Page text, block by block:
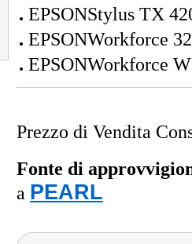
EPSONStylus TX
EPSONWorkforce
EPSONWorkforce
Prezzo di Vendita
Fonte di
a PEARL